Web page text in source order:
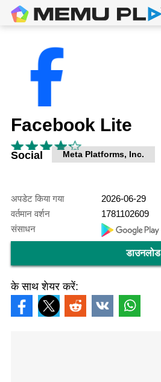
Facebook Lite
Social Meta Platforms, Inc.
अपडेट किया गया
2026-06-29
वर्तमान वर्शन
1781102609
संसाधन
डाउनलोड
के साथ शेयर करें: